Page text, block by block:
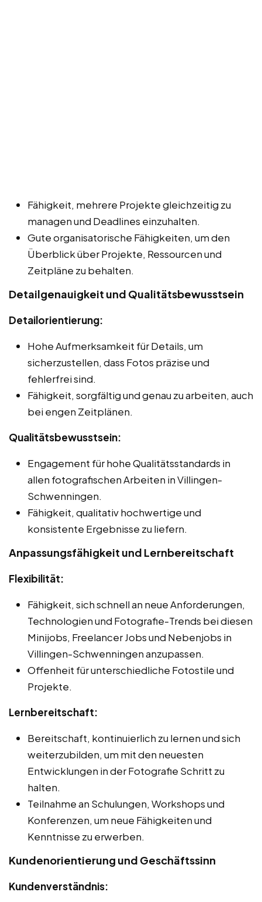
Fähigkeit, mehrere Projekte gleichzeitig zu
managen und Deadlines einzuhalten.
Gute organisatorische Fähigkeiten, um den
Überblick über Projekte, Ressourcen und
Zeitpläne zu behalten.
Detailgenauigkeit und Qualitätsbewusstsein
Detailorientierung:
Hohe Aufmerksamkeit für Details, um
sicherzustellen, dass Fotos präzise und
fehlerfrei sind.
Fähigkeit, sorgfältig und genau zu arbeiten, auch
bei engen Zeitplänen.
Qualitätsbewusstsein:
Engagement für hohe Qualitätsstandards in
allen fotografischen Arbeiten in Villingen-
Schwenningen.
Fähigkeit, qualitativ hochwertige und
konsistente Ergebnisse zu liefern.
Anpassungsfähigkeit und Lernbereitschaft
Flexibilität:
Fähigkeit, sich schnell an neue Anforderungen,
Technologien und Fotografie-Trends bei diesen
Minijobs, Freelancer Jobs und Nebenjobs in
Villingen-Schwenningen anzupassen.
Offenheit für unterschiedliche Fotostile und
Projekte.
Lernbereitschaft:
Bereitschaft, kontinuierlich zu lernen und sich
weiterzubilden, um mit den neuesten
Entwicklungen in der Fotografie Schritt zu
halten.
Teilnahme an Schulungen, Workshops und
Konferenzen, um neue Fähigkeiten und
Kenntnisse zu erwerben.
Kundenorientierung und Geschäftssinn
Kundenverständnis: